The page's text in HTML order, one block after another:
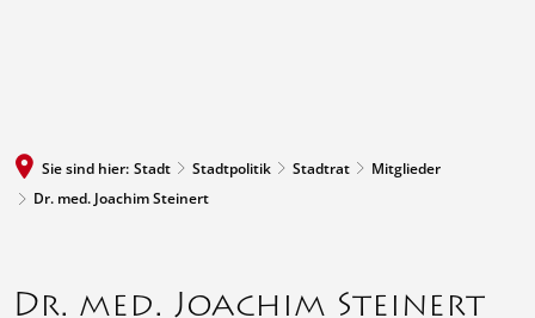
Sie sind hier: Stadt Stadtpolitik Stadtrat
Mitglieder
Dr. med. Joachim Steinert
Dr. med. Joachim Steinert